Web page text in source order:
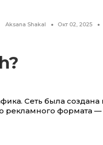
Aksana Shakal Окт 02, 2025
Сеть была создана
рекламного формата —